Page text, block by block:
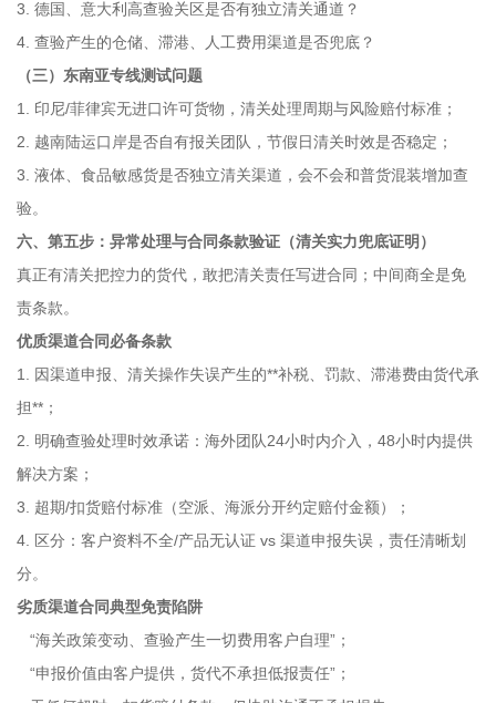
3. 德国、意大利高查验关区是否有独立清关通道？
4. 查验产生的仓储、滞港、人工费用渠道是否兜底？
（三）东南亚专线测试问题
1. 印尼/菲律宾无进口许可货物，清关处理周期与风险赔付标准；
2. 越南陆运口岸是否自有报关团队，节假日清关时效是否稳定；
3. 液体、食品敏感货是否独立清关渠道，会不会和普货混装增加查
验。
六、第五步：异常处理与合同条款验证（清关实力兜底证明）
真正有清关把控力的货代，敢把清关责任写进合同；中间商全是免
责条款。
优质渠道合同必备条款
1. 因渠道申报、清关操作失误产生的**补税、罚款、滞港费由货代承
担**；
2. 明确查验处理时效承诺：海外团队24小时内介入，48小时内提供
解决方案；
3. 超期/扣货赔付标准（空派、海派分开约定赔付金额）；
4. 区分：客户资料不全/产品无认证 vs 渠道申报失误，责任清晰划
分。
劣质渠道合同典型免责陷阱
“海关政策变动、查验产生一切费用客户自理”；
“申报价值由客户提供，货代不承担低报责任”；